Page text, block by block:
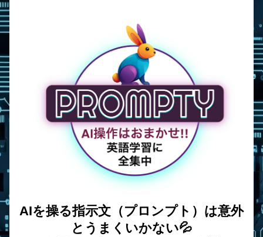
AIを操る指示文（プロンプト）は意外
とうまくいかない💦